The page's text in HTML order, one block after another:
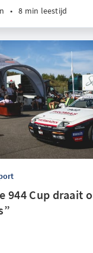
• 8 min leestijd
944 Cup draait